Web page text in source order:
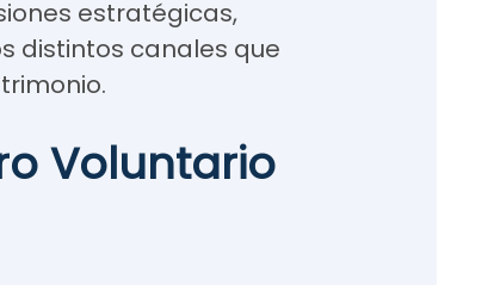
estratégicas,
distintos canales que
Voluntario